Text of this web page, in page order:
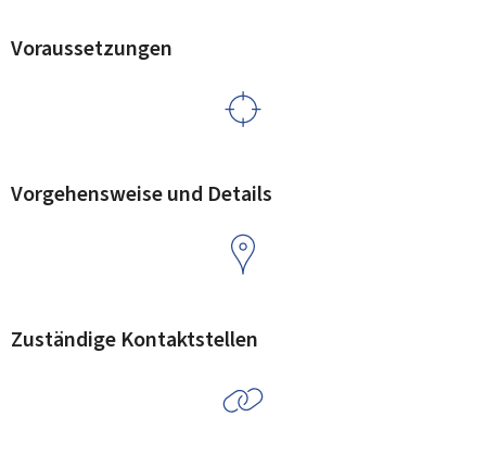
Voraussetzungen
Vorgehensweise und Details
Zuständige Kontaktstellen